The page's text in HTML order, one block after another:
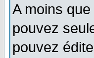
A moins
pouvez
pouvez